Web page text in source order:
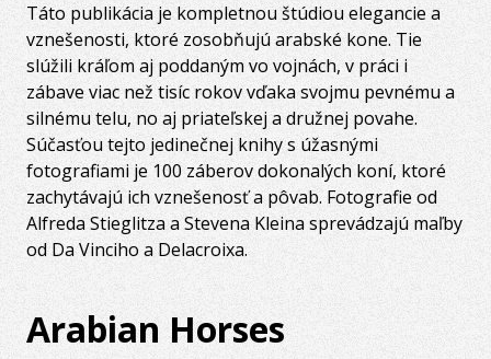
Táto publikácia je kompletnou štúdiou elegancie a
vznešenosti, ktoré zosobňujú arabské kone. Tie
slúžili kráľom aj poddaným vo vojnách, v práci i
zábave viac než tisíc rokov vďaka svojmu pevnému a
silnému telu, no aj priateľskej a družnej povahe.
Súčasťou tejto jedinečnej knihy s úžasnými
fotografiami je 100 záberov dokonalých koní, ktoré
zachytávajú ich vznešenosť a pôvab. Fotografie od
Alfreda Stieglitza a Stevena Kleina sprevádzajú maľby
od Da Vinciho a Delacroixa.
Arabian Horses